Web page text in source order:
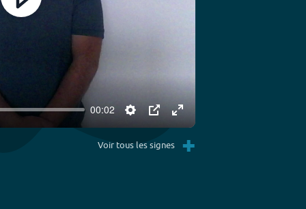
00:02
Settings
PIP Enter
fullscreen
Play
Voir tous les signes +